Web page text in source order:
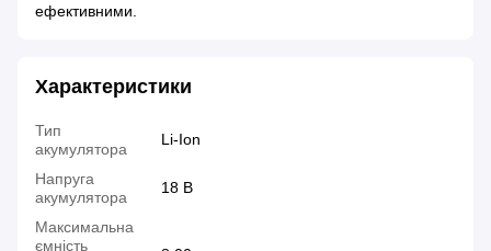
ефективними.
Характеристики
Тип
акумулятора
Li-Ion
Напруга
акумулятора
18 В
Максимальна
ємність